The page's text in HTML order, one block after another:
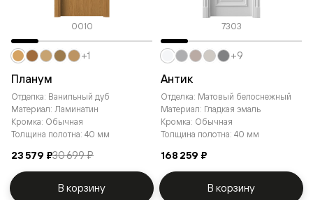
0010
Планум
Отделка: Ванильный дуб
Материал: Ламинатин
Кромка: Обычная
Толщина полотна: 40 мм
23 579 ₽30 699 ₽
+1
В корзину
7303
Антик
Отделка: Матовый белоснежный
Материал: Гладкая эмаль
Кромка: Обычная
Толщина полотна: 40 мм
168 259 ₽
+9
В корзину